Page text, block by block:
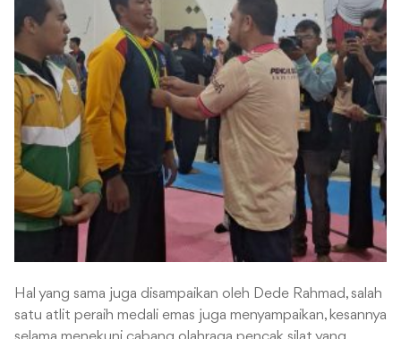
Hal yang sama juga disampaikan oleh Dede Rahmad, salah
satu atlit peraih medali emas juga menyampaikan, kesannya